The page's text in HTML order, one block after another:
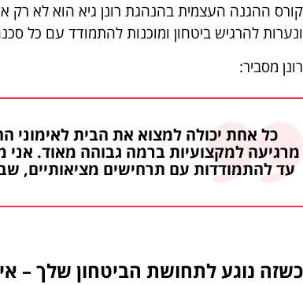
קורס ההגנה העצמית בהנהגת רונן גיא הוא לא רק
ונערות להרגיש ביטחון ומוכנות להתמודד עם כל
רונן מסביר:
כל אחת יכולה למצוא את הבית לאימוני
מרגיעה למקצועיות ברמה גבוהה מאוד. אני
עד להתמודדות עם תרחישים מציאותיים,
כשזה נוגע לתחושת הביטחון שלך –